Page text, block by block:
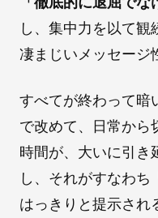
し、集中力を以て
凄まじいメッセージ
すべてが終わって暗
で改めて、日常から
時間が、大いに引き
し、それがすなわ
はっきりと提示され